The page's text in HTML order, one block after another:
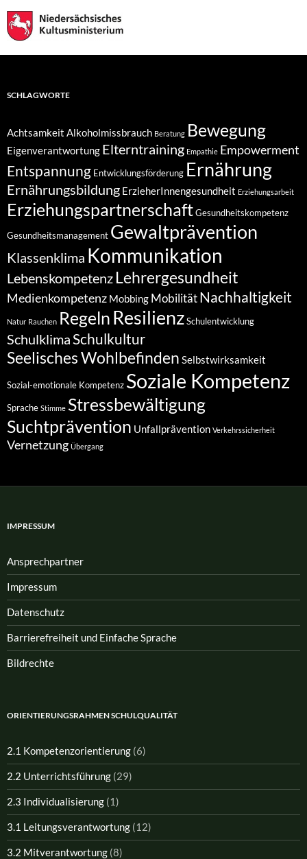
SCHLAGWORTE
Achtsamkeit Alkoholmissbrauch Beratung Bewegung
Eigenverantwortung Elterntraining Empathie Empowerment
Entspannung Entwicklungsförderung Ernährung
Ernährungsbildung ErzieherInnengesundheit Erziehungsarbeit
ErziehungspartnerschaftGesundheitskompetenz
Gesundheitsmanagement Gewaltprävention
Klassenklima Kommunikation
Lebenskompetenz Lehrergesundheit
Medienkompetenz Mobbing MobilitätNachhaltigkeit
Natur Rauchen Regeln ResilienzSchulentwicklung
Schulklima Schulkultur
Seelisches Wohlbefinden Selbstwirksamkeit
Sozial-emotionale Kompetenz Soziale Kompetenz
Sprache Stimme Stressbewältigung
Suchtprävention Unfallprävention Verkehrssicherheit
Vernetzung Übergang
IMPRESSUM
Ansprech­partner
Impressum
Datenschutz
Barrierefreiheit und Einfache Sprache
Bildrechte
ORIENTIERUNGSRAHMEN SCHULQUALITÄT
2.1 Kompetenzorientierung (6)
2.2 Unterrichtsführung (29)
2.3 Individualisierung (1)
3.1 Leitungsverantwortung (12)
3.2 Mitverantwortung (8)